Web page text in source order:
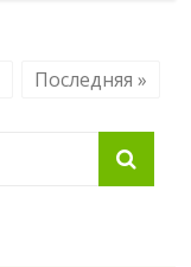
Последняя »